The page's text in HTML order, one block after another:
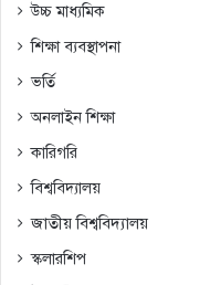
উচ্চ মাধ্যমিক
শিক্ষা ব্যবস্থাপনা
ভর্তি
অনলাইন শিক্ষা
কারিগরি
বিশ্ববিদ্যালয়
জাতীয় বিশ্ববিদ্যালয়
স্কলারশিপ